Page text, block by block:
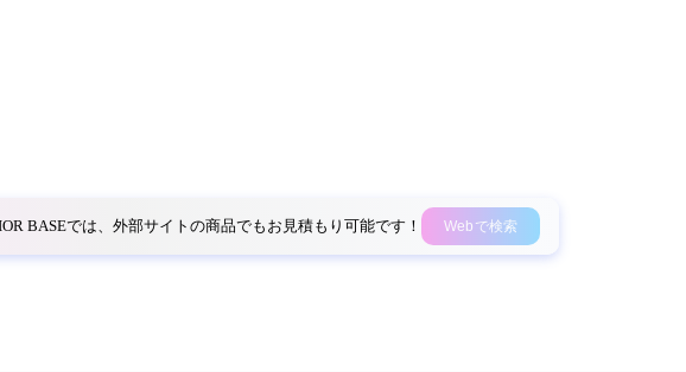
BASEでは、外部サイトの商品でもお見積もり可能です！ Webで検索